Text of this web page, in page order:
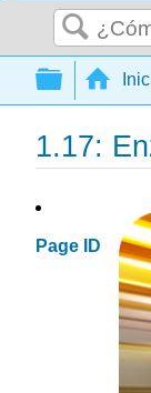
1.17:
Page ID